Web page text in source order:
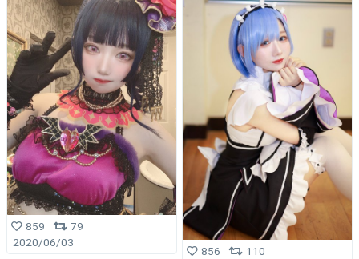
859
79
2020/06/03
856
110